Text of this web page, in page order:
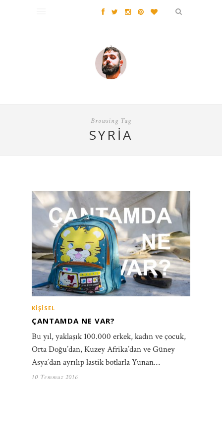
Browsing Tag
SYRIA
KIŞISEL
ÇANTAMDA NE VAR?
Bu yıl, yaklaşık 100.000 erkek, kadın ve çocuk,
Orta Doğu’dan, Kuzey Afrika’dan ve Güney
Asya’dan ayrılıp lastik botlarla Yunan…
10 Temmuz 2016